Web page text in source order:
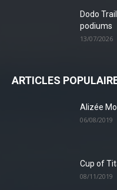
Dodo
podiums
13/07/2026
ARTICLES
Alizée
06/08/2019
Cup of
08/11/2019